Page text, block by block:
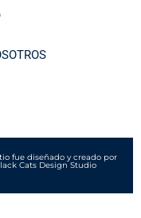
fue diseñado y creado por
Cats Design Studio